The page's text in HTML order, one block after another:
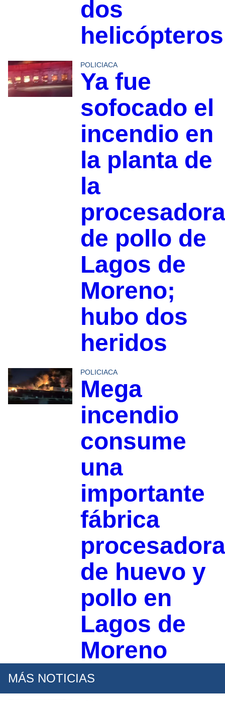
dos
helicópteros
POLICIACA
Ya fue
sofocado el
incendio en
la planta de
la
procesadora
de pollo de
Lagos de
Moreno;
hubo dos
heridos
POLICIACA
Mega
incendio
consume
una
importante
fábrica
procesadora
de huevo y
pollo en
Lagos de
Moreno
MÁS NOTICIAS